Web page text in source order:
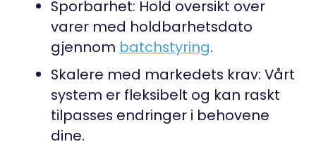
Sporbarhet: Hold oversikt over
varer med holdbarhetsdato
gjennom batchstyring.
Skalere med markedets krav: Vårt
system er fleksibelt og kan raskt
tilpasses endringer i behovene
dine.